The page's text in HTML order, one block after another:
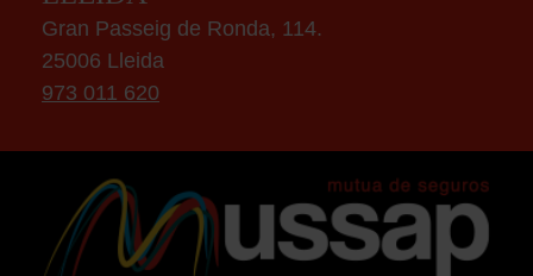
Gran Passeig de Ronda, 114.
25006 Lleida
973 011 620